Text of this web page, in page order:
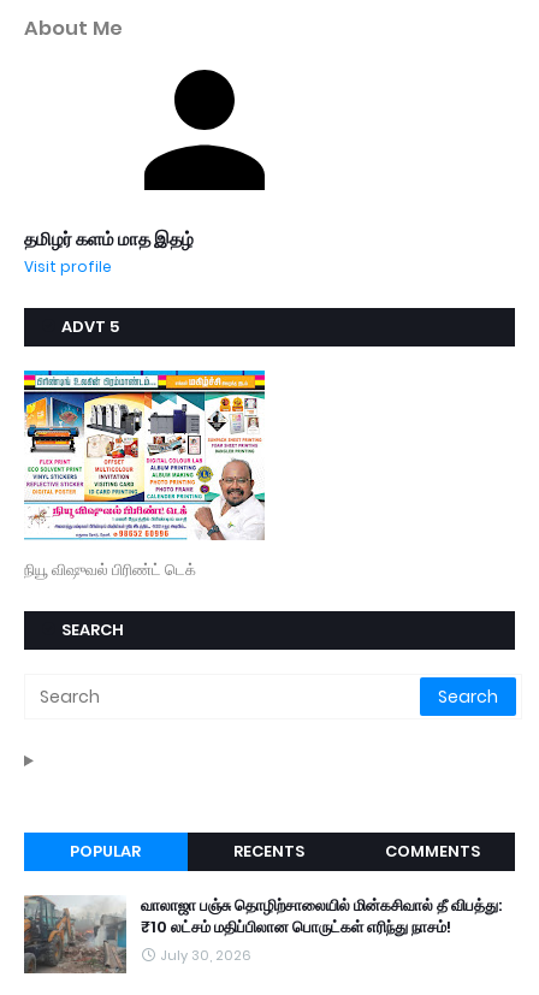
About Me
தமிழர் களம் மாத இதழ்
Visit profile
ADVT 5
நியூ விஷுவல் பிரிண்ட் டெக்
SEARCH
POPULAR RECENTS COMMENTS
வாலாஜா பஞ்சு தொழிற்சாலையில் மின்கசிவால் தீ விபத்து:
₹10 லட்சம் மதிப்பிலான பொருட்கள் எரிந்து நாசம்!
July 30, 2026